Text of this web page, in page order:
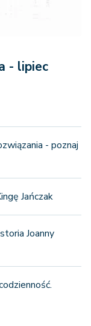
- lipiec
- poznaj
Jańczak
Joanny